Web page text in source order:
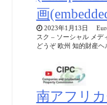
画
2023年1月13日
スク – ソーシャル メデ
どうぞ 欧州 知的財産ヘ
南アフリ